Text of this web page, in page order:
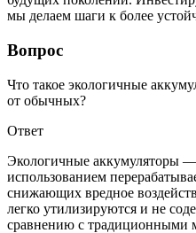
мы делаем шаги к более
Вопрос
Что такое экологичные
от обычных?
Ответ
Экологичные аккумуляторы —
использованием
снижающих вредное
легко утилизируются и не
сравнению с традиционными